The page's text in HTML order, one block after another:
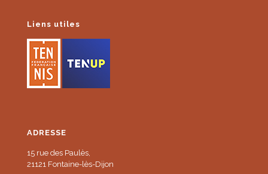
Liens utiles
ADRESSE
15 rue des Paulès,
21121 Fontaine-lès-Dijon